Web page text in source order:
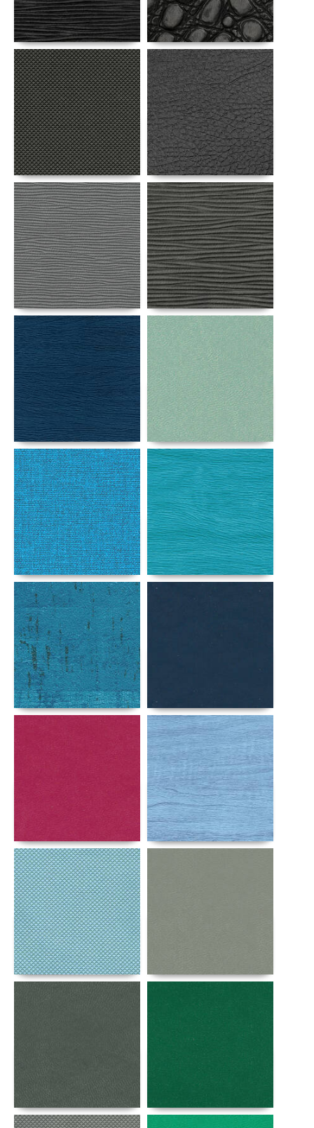
Αναλυτικά Αναλυτικά
Αναλυτικά Αναλυτικά
Αναλυτικά Αναλυτικά
Αναλυτικά Αναλυτικά
Αναλυτικά Αναλυτικά
Αναλυτικά Αναλυτικά
Αναλυτικά Αναλυτικά
Αναλυτικά Αναλυτικά
Αναλυτικά Αναλυτικά